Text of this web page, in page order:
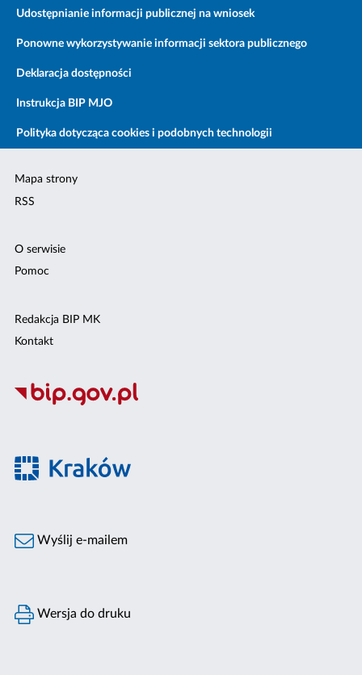
Udostępnianie informacji publicznej na wniosek
Ponowne wykorzystywanie informacji sektora publicznego
Deklaracja dostępności
Instrukcja BIP MJO
Polityka dotycząca cookies i podobnych technologii
Mapa strony
RSS
O serwisie
Pomoc
Redakcja BIP MK
Kontakt
Wyślij e-mailem
Wersja do druku